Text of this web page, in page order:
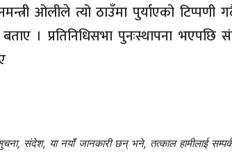
ओलीले त्यो ठाउँमा पुर्याएको
। प्रतिनिधिसभा पुनःस्थापना
संदेश, या नयाँ जानकारी छन् भने, तत्काल हामीलाई सम्पर्क